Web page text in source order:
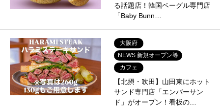
る話題店！韓国ベーグル専門店
「Baby Bunn…
大阪府
NEWS 新規オープン等
カフェ
【北摂・吹田】山田東にホット
サンド専門店「エンバーサン
ド」がオープン！看板の…